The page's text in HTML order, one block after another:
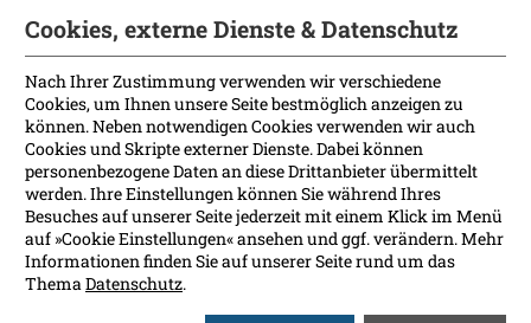
Fakultät
International Patients
Kontakt
Presse
Soziale Medien
Barrierefreiheit
Datenschutz
Impressum
Cookies, externe Dienste & Datenschutz
Nach Ihrer Zustimmung verwenden wir verschiedene
Cookies, um Ihnen unsere Seite bestmöglich anzeigen zu
können. Neben notwendigen Cookies verwenden wir auch
Cookies und Skripte externer Dienste. Dabei können
personenbezogene Daten an diese Drittanbieter übermittelt
werden. Ihre Einstellungen können Sie während Ihres
Besuches auf unserer Seite jederzeit mit einem Klick im Menü
auf »Cookie Einstellungen« ansehen und ggf. verändern. Mehr
Informationen finden Sie auf unserer Seite rund um das
ThemaDatenschutz.